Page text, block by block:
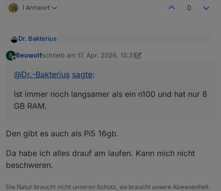
1 Antwort 0
Dr. Bakterius
langsamer als ein n100 und hat nur 8 GB RAM.
Laufwerk und ein Gehäuse. Ein Mini-PC mit
einem n100 ist da flexibler, er läuft mit bis zu 32
man in der Regel nicht hört).
SSD-Wahnsinn schon deutlich höher als vor
einem Jahr. Aber ich finde, immer noch die
nötige Zubehör berücksichtigt.
B Beowolfschrieb am 17. Apr. 2026, 13:31
zuletzt editiert von Beowolf
@Dr.-Bakterius sagte:
Ist immer noch langsamer als ein n100 und hat nur 8
GB RAM.
Den gibt es auch als Pi5 16gb.
Da habe ich alles drauf am laufen. Kann mich nicht
beschweren.
Die Natur braucht nicht unseren Schutz, sie braucht unsere Abwesenheit.